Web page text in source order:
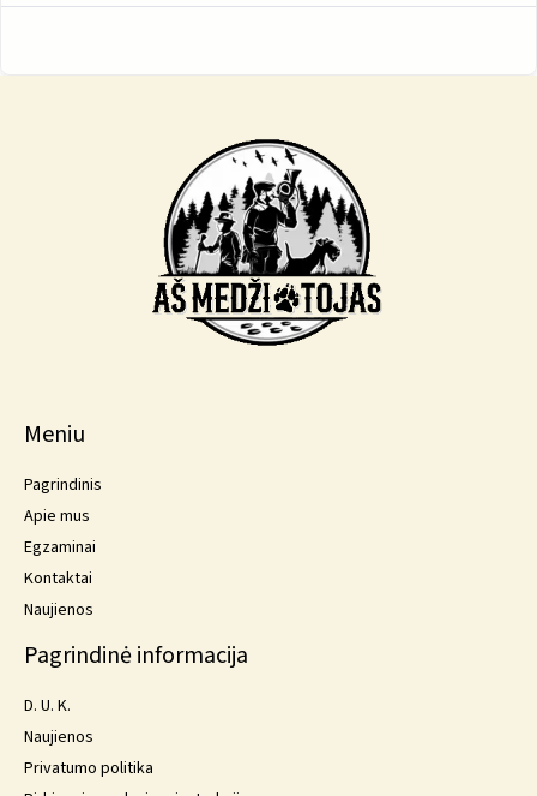
Meniu
Pagrindinis
Apie mus
Egzaminai
Kontaktai
Naujienos
Pagrindinė informacija
D. U. K.
Naujienos
Privatumo politika